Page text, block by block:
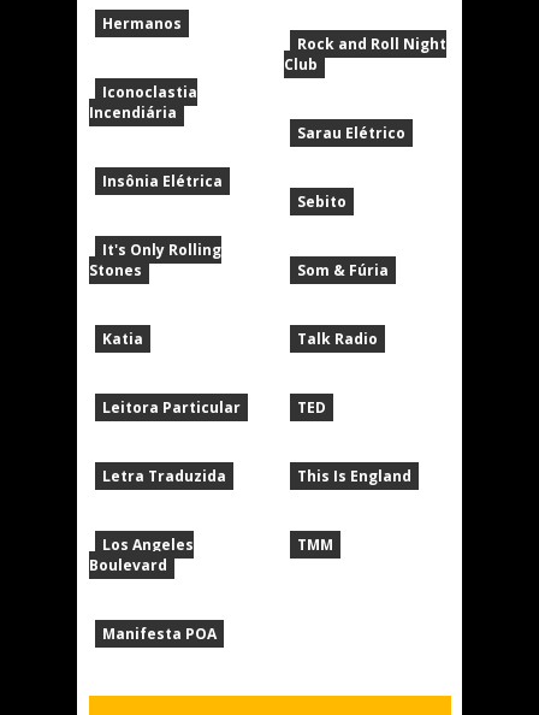
Hermanos
Iconoclastia
Incendiária
Insônia Elétrica
It's Only Rolling
Stones
Katia
Leitora Particular
Letra Traduzida
Los Angeles
Boulevard
Manifesta POA
Rock and Roll Night
Club
Sarau Elétrico
Sebito
Som & Fúria
Talk Radio
TED
This Is England
TMM